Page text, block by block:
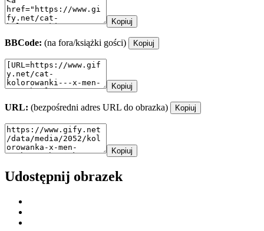
Kopiuj
BBCode: (na fora/książki gości) Kopiuj
Kopiuj
URL: (bezpośredni adres URL do obrazka) Kopiuj
Kopiuj
Udostępnij obrazek